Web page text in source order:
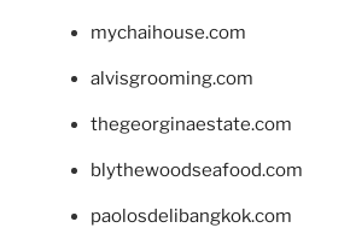
mychaihouse.com
alvisgrooming.com
thegeorginaestate.com
blythewoodseafood.com
paolosdelibangkok.com